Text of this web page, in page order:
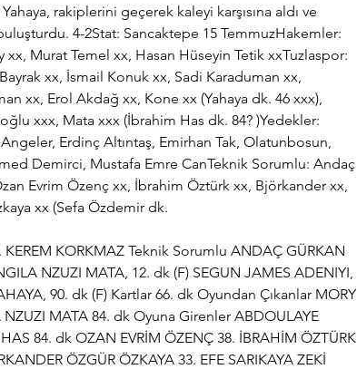
rakiplerini geçerek kaleyi karşısına aldı ve
4-2Stat: Sancaktepe 15 TemmuzHakemler:
xx, Murat Temel xx, Hasan Hüseyin Tetik xxTuzlaspor:
xx, İsmail Konuk xx, Sadi Karaduman xx,
xx, Erol Akdağ xx, Kone xx (Yahaya dk. 46 xxx),
xxx, Mata xxx (İbrahim Has dk. 84? )Yedekler:
Erdinç Altıntaş, Emirhan Tak, Olatunbosun,
Demirci, Mustafa Emre CanTeknik Sorumlu: Andaç
Evrim Özenç xx, İbrahim Öztürk xx, Björkander xx,
xx (Sefa Özdemir dk.
KEREM KORKMAZ Teknik Sorumlu ANDAÇ GÜRKAN
NZUZI MATA, 12. dk (F) SEGUN JAMES ADENIYI,
90. dk (F) Kartlar 66. dk Oyundan Çıkanlar MORY
MATA 84. dk Oyuna Girenler ABDOULAYE
84. dk OZAN EVRİM ÖZENÇ 38. İBRAHİM ÖZTÜRK
ÖZGÜR ÖZKAYA 33. EFE SARIKAYA ZEKİ